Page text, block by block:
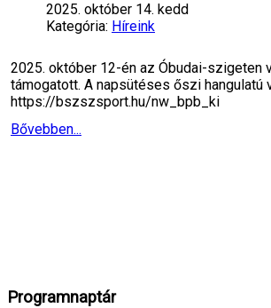
2025. október 14. kedd
Kategória: Híreink
2025. október 12-én az Óbudai-szigeten
támogatott. A napsütéses őszi
https://bszszsport.hu/nw_bpb_ki
Bővebben...
Programnaptár